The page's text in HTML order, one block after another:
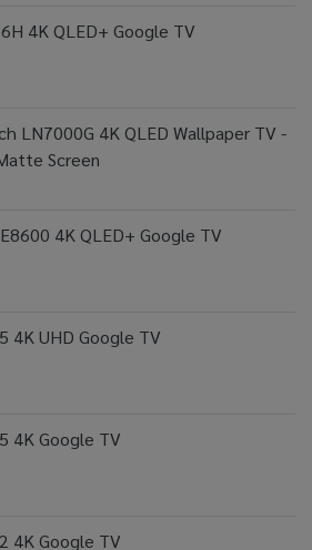
4K QLED+ Google TV
LN7000G 4K QLED Wallpaper TV -
Screen
4K QLED+ Google TV
4K UHD Google TV
4K Google TV
4K Google TV